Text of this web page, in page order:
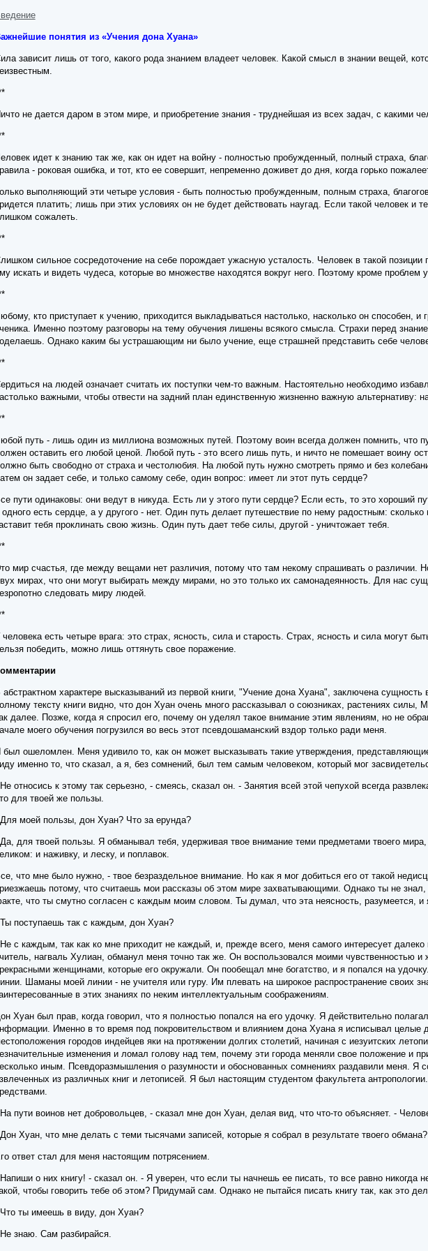
понятия из «Учения дона Хуана»
зависит лишь от того, какого рода знанием владеет человек. Какой смысл в знании вещей,
не дается даром в этом мире, и приобретение знания - труднейшая из всех задач, с какими
идет к знанию так же, как он идет на войну - полностью пробужденный, полный страха,
- роковая ошибка, и тот, кто ее совершит, непременно доживет до дня, когда горько
выполняющий эти четыре условия - быть полностью пробужденным, полным страха,
платить; лишь при этих условиях он не будет действовать наугад. Если такой человек и
сожалеть.
сильное сосредоточение на себе порождает ужасную усталость. Человек в такой
искать и видеть чудеса, которые во множестве находятся вокруг него. Поэтому кроме проблем у
кто приступает к учению, приходится выкладываться настолько, насколько он способен,
Именно поэтому разговоры на тему обучения лишены всякого смысла. Страхи перед
Однако каким бы устрашающим ни было учение, еще страшней представить себе
на людей означает считать их поступки чем-то важным. Настоятельно необходимо
важными, чтобы отвести на задний план единственную жизненно важную альтернативу:
путь - лишь один из миллиона возможных путей. Поэтому воин всегда должен помнить, что
оставить его любой ценой. Любой путь - это всего лишь путь, и ничто не помешает воину
быть свободно от страха и честолюбия. На любой путь нужно смотреть прямо и без
он задает себе, и только самому себе, один вопрос: имеет ли этот путь сердце?
пути одинаковы: они ведут в никуда. Есть ли у этого пути сердце? Если есть, то это хороший
одного есть сердце, а у другого - нет. Один путь делает путешествие по нему радостным:
тебя проклинать свою жизнь. Один путь дает тебе силы, другой - уничтожает тебя.
мир счастья, где между вещами нет различия, потому что там некому спрашивать о
мирах, что они могут выбирать между мирами, но это только их самонадеянность. Для нас
следовать миру людей.
человека есть четыре врага: это страх, ясность, сила и старость. Страх, ясность и сила могут
победить, можно лишь оттянуть свое поражение.
абстрактном характере высказываний из первой книги, "Учение дона Хуана", заключена
тексту книги видно, что дон Хуан очень много рассказывал о союзниках, растениях
далее. Позже, когда я спросил его, почему он уделял такое внимание этим явлениям, но не
моего обучения погрузился во весь этот псевдошаманский вздор только ради меня.
был ошеломлен. Меня удивило то, как он может высказывать такие утверждения,
именно то, что сказал, а я, без сомнений, был тем самым человеком, который мог
относись к этому так серьезно, - смеясь, сказал он. - Занятия всей этой чепухой всегда
для твоей же пользы.
моей пользы, дон Хуан? Что за ерунда?
для твоей пользы. Я обманывал тебя, удерживая твое внимание теми предметами твоего
и наживку, и леску, и поплавок.
что мне было нужно, - твое безраздельное внимание. Но как я мог добиться его от такой
потому, что считаешь мои рассказы об этом мире захватывающими. Однако ты не
что ты смутно согласен с каждым моим словом. Ты думал, что эта неясность, разумеется,
поступаешь так с каждым, дон Хуан?
с каждым, так как ко мне приходит не каждый, и, прежде всего, меня самого интересует
нагваль Хулиан, обманул меня точно так же. Он воспользовался моими чувственностью
женщинами, которые его окружали. Он пообещал мне богатство, и я попался на
Шаманы моей линии - не учителя или гуру. Им плевать на широкое распространение своих
в этих знаниях по неким интеллектуальным соображениям.
Хуан был прав, когда говорил, что я полностью попался на его удочку. Я действительно
Именно в то время под покровительством и влиянием дона Хуана я исписывал целые
городов индейцев яки на протяжении долгих столетий, начиная с иезуитских
изменения и ломал голову над тем, почему эти города меняли свое положение и
иным. Псевдоразмышления о разумности и обоснованных сомнениях раздавили меня. Я
из различных книг и летописей. Я был настоящим студентом факультета
пути воинов нет добровольцев, - сказал мне дон Хуан, делая вид, что что-то объясняет. -
Хуан, что мне делать с теми тысячами записей, которые я собрал в результате твоего
ответ стал для меня настоящим потрясением.
о них книгу! - сказал он. - Я уверен, что если ты начнешь ее писать, то все равно
чтобы говорить тебе об этом? Придумай сам. Однако не пытайся писать книгу так, как это
ты имеешь в виду, дон Хуан?
знаю. Сам разбирайся.